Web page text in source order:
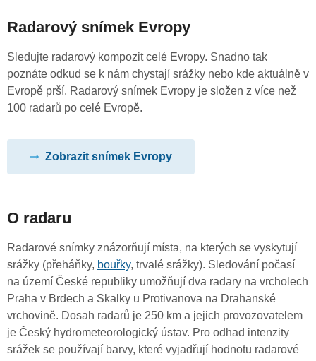
Radarový snímek Evropy
Sledujte radarový kompozit celé Evropy. Snadno tak
poznáte odkud se k nám chystají srážky nebo kde aktuálně v
Evropě prší. Radarový snímek Evropy je složen z více než
100 radarů po celé Evropě.
Zobrazit snímek Evropy
O radaru
Radarové snímky znázorňují místa, na kterých se vyskytují
srážky (přeháňky, bouřky, trvalé srážky). Sledování počasí
na území České republiky umožňují dva radary na vrcholech
Praha v Brdech a Skalky u Protivanova na Drahanské
vrchovině. Dosah radarů je 250 km a jejich provozovatelem
je Český hydrometeorologický ústav. Pro odhad intenzity
srážek se používají barvy, které vyjadřují hodnotu radarové